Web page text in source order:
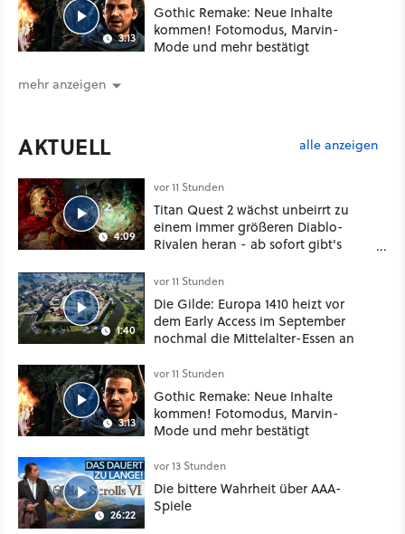
3:13
Gothic Remake: Neue Inhalte
kommen! Fotomodus, Marvin-
Mode und mehr bestätigt
mehr anzeigen
AKTUELL alle anzeigen
4:09
vor 11 Stunden
Titan Quest 2 wächst unbeirrt zu
einem immer größeren Diablo-
Rivalen heran - ab sofort gibt's
Klasse
1:40
vor 11 Stunden
Die Gilde: Europa 1410 heizt vor
dem Early Access im September
nochmal die Mittelalter-Essen an
3:13
vor 11 Stunden
Gothic Remake: Neue Inhalte
kommen! Fotomodus, Marvin-
Mode und mehr bestätigt
26:22
vor 13 Stunden
Die bittere Wahrheit über AAA-
Spiele